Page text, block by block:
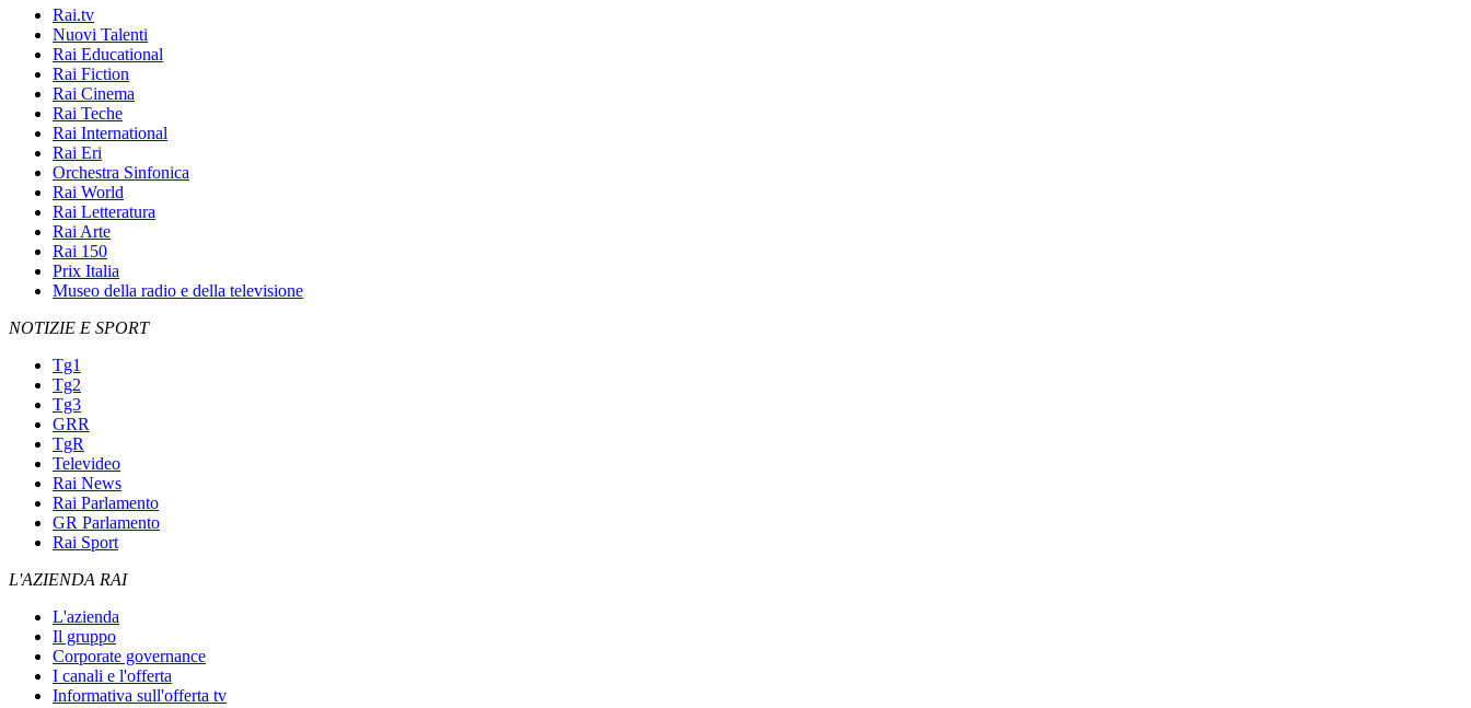
Rai.tv
Nuovi Talenti
Rai Educational
Rai Fiction
Rai Cinema
Rai Teche
Rai International
Rai Eri
Orchestra Sinfonica
Rai World
Rai Letteratura
Rai Arte
Rai 150
Prix Italia
Museo della radio e della televisione
NOTIZIE E SPORT
Tg1
Tg2
Tg3
GRR
TgR
Televideo
Rai News
Rai Parlamento
GR Parlamento
Rai Sport
L'AZIENDA RAI
L'azienda
Il gruppo
Corporate governance
I canali e l'offerta
Informativa sull'offerta tv